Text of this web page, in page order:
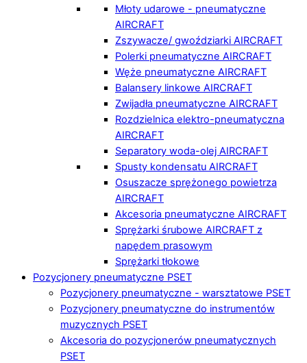
Młoty udarowe - pneumatyczne
AIRCRAFT
Zszywacze/ gwoździarki AIRCRAFT
Polerki pneumatyczne AIRCRAFT
Węże pneumatyczne AIRCRAFT
Balansery linkowe AIRCRAFT
Zwijadła pneumatyczne AIRCRAFT
Rozdzielnica elektro-pneumatyczna
AIRCRAFT
Separatory woda-olej AIRCRAFT
Spusty kondensatu AIRCRAFT
Osuszacze sprężonego powietrza
AIRCRAFT
Akcesoria pneumatyczne AIRCRAFT
Sprężarki śrubowe AIRCRAFT z
napędem prasowym
Sprężarki tłokowe
Pozycjonery pneumatyczne PSET
Pozycjonery pneumatyczne - warsztatowe PSET
Pozycjonery pneumatyczne do instrumentów
muzycznych PSET
Akcesoria do pozycjonerów pneumatycznych
PSET